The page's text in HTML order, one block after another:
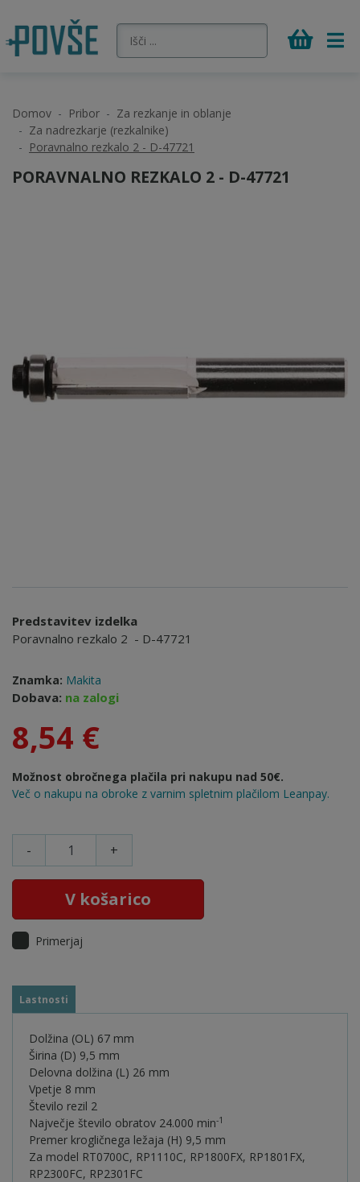
Domov Pribor
Za rezkanje in oblanje
Za nadrezkarje (rezkalnike)
Poravnalno rezkalo 2 - D-47721
PORAVNALNO REZKALO 2 - D-47721
Predstavitev izdelka
Poravnalno rezkalo 2 - D-47721
Znamka: Makita
Dobava: na zalogi
8,54 €
Možnost obročnega plačila pri nakupu nad 50€.
Več o nakupu na obroke z varnim spletnim plačilom Leanpay.
- +
V košarico
Primerjaj
Lastnosti
Dolžina (OL) 67 mm
Širina (D) 9,5 mm
Delovna dolžina (L) 26 mm
Vpetje 8 mm
Število rezil 2
Največje število obratov 24.000 min-1
Premer krogličnega ležaja (H) 9,5 mm
Za model RT0700C, RP1110C, RP1800FX, RP1801FX,
RP2300FC, RP2301FC